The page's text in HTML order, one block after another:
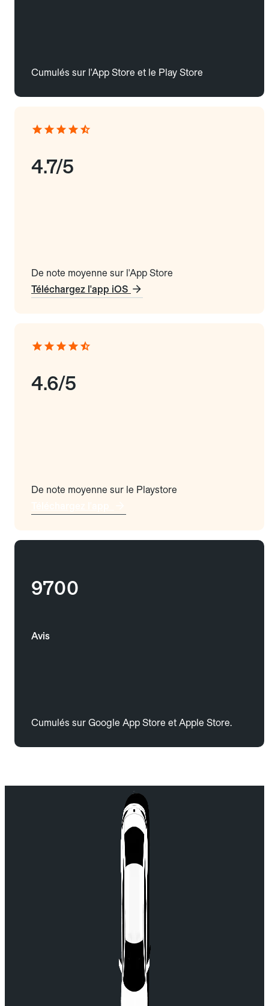
Cumulés sur l'App Store et le Play Store
4.7/5
De note moyenne sur l'App Store
Téléchargez l'app iOS
4.6/5
De note moyenne sur le Playstore
9700
Avis
Cumulés sur Google App Store et Apple Store.